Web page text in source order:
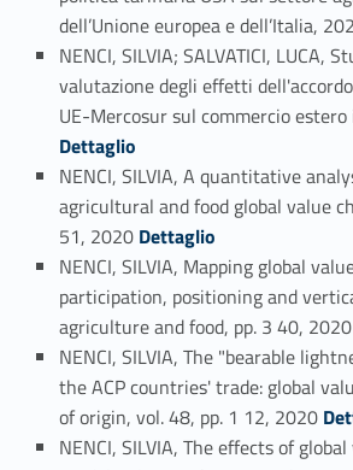
dell’Unione europea e dell’Italia,
NENCI, SILVIA; SALVATICI, LUCA,
valutazione degli effetti
UE-Mercosur sul commercio
Dettaglio
NENCI, SILVIA, A quantitative
agricultural and food global value
51, 2020 Link identifier #identifier_person_103767-36
Dettaglio
NENCI, SILVIA, Mapping global
participation, positioning and
agriculture and food, pp. 3 40, 2020
NENCI, SILVIA, The "bearable
the ACP countries' trade: global
of origin, vol. 48, pp. 1 12, 2020 Link identifier #identifier_person_26051-38
NENCI, SILVIA, The effects of